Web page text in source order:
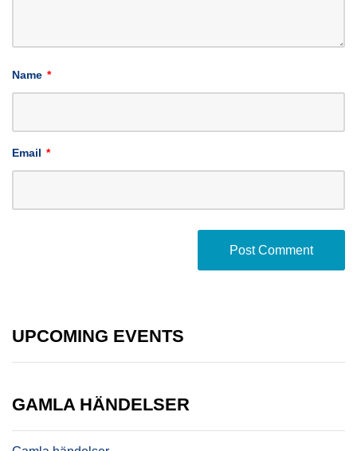
Name *
Email *
UPCOMING EVENTS
GAMLA HÄNDELSER